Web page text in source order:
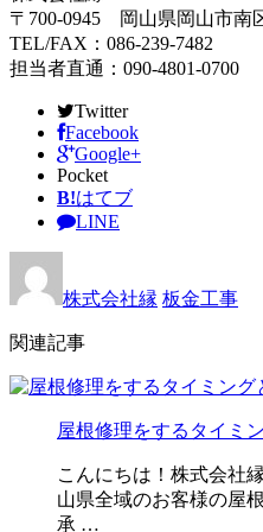
〒700-0945 岡山県岡山市南
TEL/FAX：086-239-7482
担当者直通：090-4801-0700
Twitter
Facebook
Google+
Pocket
B!はてブ
LINE
株式会社縁 板金工事
関連記事
屋根修理をするタイミ
こんにちは！株式会社
山県全域のお客様の屋
承 …